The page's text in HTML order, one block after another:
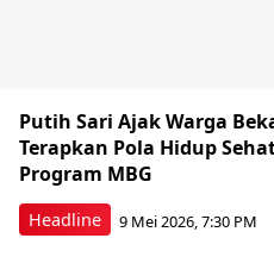
Headline
Putih Sari Ajak Warga
Terapkan Pola Hidup
Program MBG
9 Mei 2026, 7:30 PM